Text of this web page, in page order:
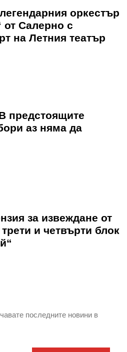
оркестър
от Салерно с
на Летния театър
предстоящите
аз няма да
за извеждане от
и четвърти блок
последните новини в